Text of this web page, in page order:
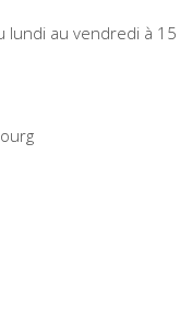
au vendredi à